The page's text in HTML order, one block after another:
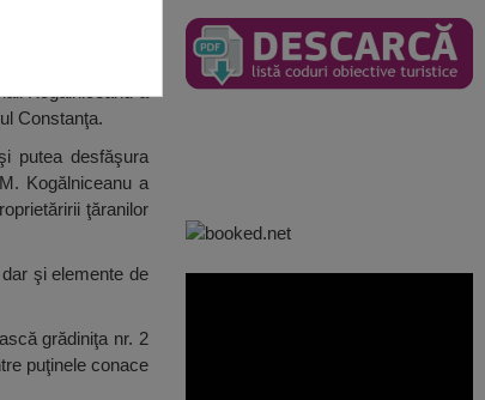
Kogălniceanu a
Constanţa.
putea desfăşura
Kogălniceanu a
ţăranilor
şi elemente de
grădiniţa nr. 2
puţinele conace